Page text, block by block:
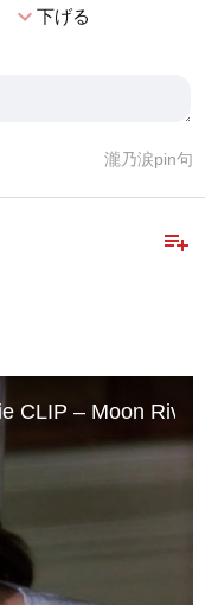
expand_more下げる
瀧乃涙pin句
playlist_add
CLIP – Moon